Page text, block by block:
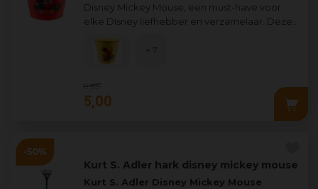
Disney Mickey Mouse, een must-have voor
elke Disney liefhebber en verzamelaar. Deze
9 99
5,00
+ 7
Kurt S. Adler hark disney mickey mouse
Kurt S. Adler Disney Mickey Mouse